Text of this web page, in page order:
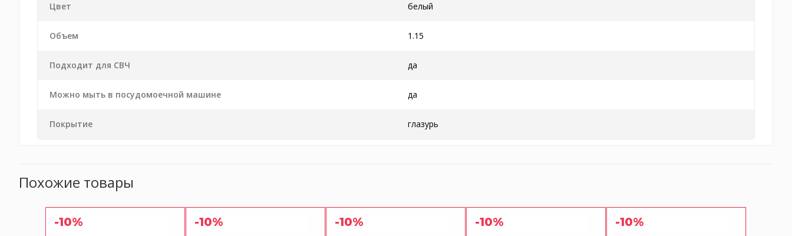
Цвет белый
Объем 1.15
Подходит для СВЧ да
Можно мыть в посудомоечной машине да
Покрытие глазурь
Похожие товары
-10% -10% -10% -10% -10%